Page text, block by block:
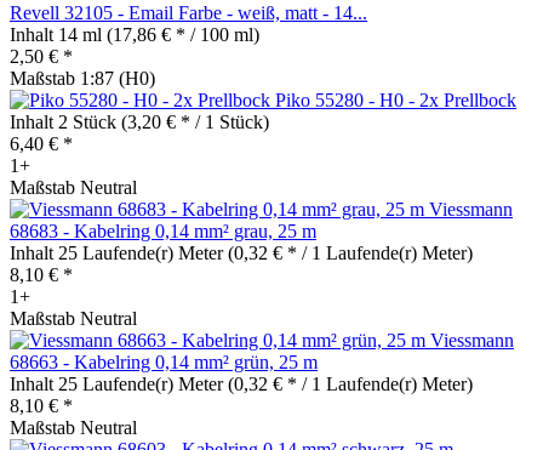
Revell 32105 - Email Farbe - weiß, matt - 14...
Inhalt 14 ml (17,86 € * / 100 ml)
2,50 € *
Maßstab 1:87 (H0)
Piko 55280 - H0 - 2x Prellbock
Inhalt 2 Stück (3,20 € * / 1 Stück)
6,40 € *
1+
Maßstab Neutral
Viessmann
68683 - Kabelring 0,14 mm² grau, 25 m
Inhalt 25 Laufende(r) Meter(0,32 € * / 1 Laufende(r) Meter)
8,10 € *
1+
Maßstab Neutral
Viessmann
68663 - Kabelring 0,14 mm² grün, 25 m
Inhalt 25 Laufende(r) Meter(0,32 € * / 1 Laufende(r) Meter)
8,10 € *
Maßstab Neutral